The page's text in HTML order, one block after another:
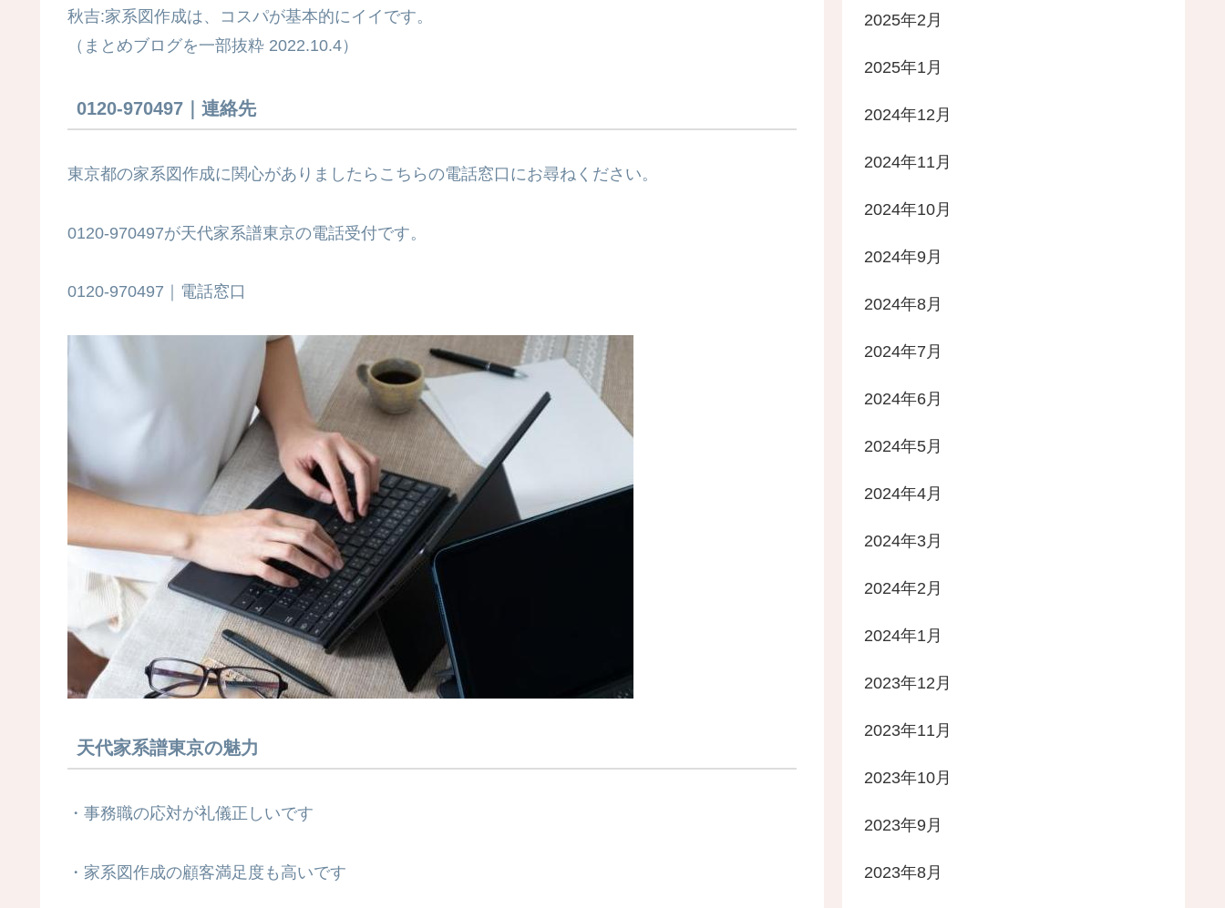
秋吉:家系図作成は、コスパが基本的にイイです。
（まとめブログを一部抜粋 2022.10.4）
0120-970497｜連絡先
東京都の家系図作成に関心がありましたらこちらの電話窓口にお尋ねください。
0120-970497が天代家系譜東京の電話受付です。
0120-970497｜電話窓口
天代家系譜東京の魅力
・事務職の応対が礼儀正しいです
・家系図作成の顧客満足度も高いです
2025年2月
2025年1月
2024年12月
2024年11月
2024年10月
2024年9月
2024年8月
2024年7月
2024年6月
2024年5月
2024年4月
2024年3月
2024年2月
2024年1月
2023年12月
2023年11月
2023年10月
2023年9月
2023年8月